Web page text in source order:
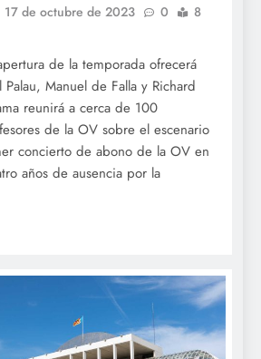
17 de octubre de 2023 0
8
de la temporada ofrecerá
Manuel de Falla y Richard
reunirá a cerca de 100
de la OV sobre el escenario
concierto de abono de la OV en
años de ausencia por la